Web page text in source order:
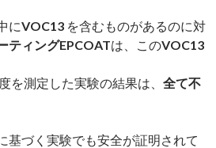
にVOC13 を含むものがあるのに対
ティングEPCOATは、このVOC13
を測定した実験の結果は、 全て不
基づく実験でも安全が証明されて